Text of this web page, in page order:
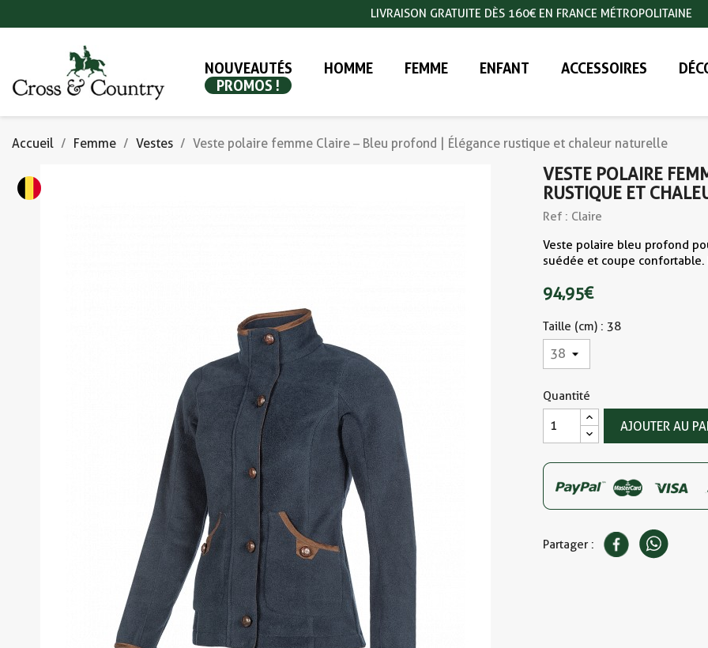
LIVRAISON GRATUITE DÈS 160€ EN FRANCE MÉTROPOLITAINE
NOUVEAUTÉS HOMME FEMME ENFANT ACCESSOIRES
PROMOS !
Accueil Femme Vestes Veste polaire femme Claire – Bleu profond | Élégance rustique et chaleur naturelle
VESTE POLAIRE
RUSTIQUE ET
Ref : Claire
Veste polaire bleu profond
suédée et coupe confortable.
94,95 €
Taille (cm) : 38
Quantité
AJOUTER AU
Partager :